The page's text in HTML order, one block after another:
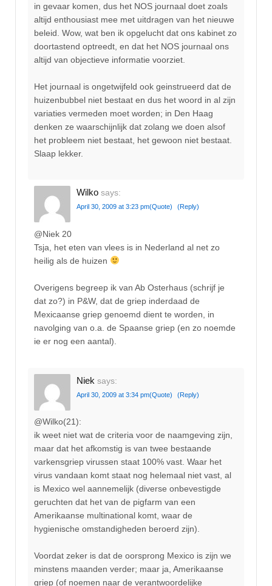
in gevaar komen, dus het NOS journaal doet zoals
altijd enthousiast mee met uitdragen van het nieuwe
beleid. Wow, wat ben ik opgelucht dat ons kabinet zo
doortastend optreedt, en dat het NOS journaal ons
altijd van objectieve informatie voorziet.
Het journaal is ongetwijfeld ook geinstrueerd dat de
huizenbubbel niet bestaat en dus het woord in al zijn
variaties vermeden moet worden; in Den Haag
denken ze waarschijnlijk dat zolang we doen alsof
het probleem niet bestaat, het gewoon niet bestaat.
Slaap lekker.
Wilko says:
April 30, 2009 at 3:23 pm(Quote) (Reply)
@Niek 20
Tsja, het eten van vlees is in Nederland al net zo
heilig als de huizen
Overigens begreep ik van Ab Osterhaus (schrijf je
dat zo?) in P&W, dat de griep inderdaad de
Mexicaanse griep genoemd dient te worden, in
navolging van o.a. de Spaanse griep (en zo noemde
ie er nog een aantal).
Niek says:
April 30, 2009 at 3:34 pm(Quote) (Reply)
@Wilko(21):
ik weet niet wat de criteria voor de naamgeving zijn,
maar dat het afkomstig is van twee bestaande
varkensgriep virussen staat 100% vast. Waar het
virus vandaan komt staat nog helemaal niet vast, al
is Mexico wel aannemelijk (diverse onbevestigde
geruchten dat het van de pigfarm van een
Amerikaanse multinational komt, waar de
hygienische omstandigheden beroerd zijn).
Voordat zeker is dat de oorsprong Mexico is zijn we
minstens maanden verder; maar ja, Amerikaanse
griep (of noemen naar de verantwoordelijke